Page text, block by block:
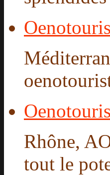
Rhône,
tout le